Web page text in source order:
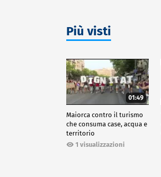
Più visti
01:49
Maiorca contro il turismo
che consuma case, acqua e
territorio
1 visualizzazioni